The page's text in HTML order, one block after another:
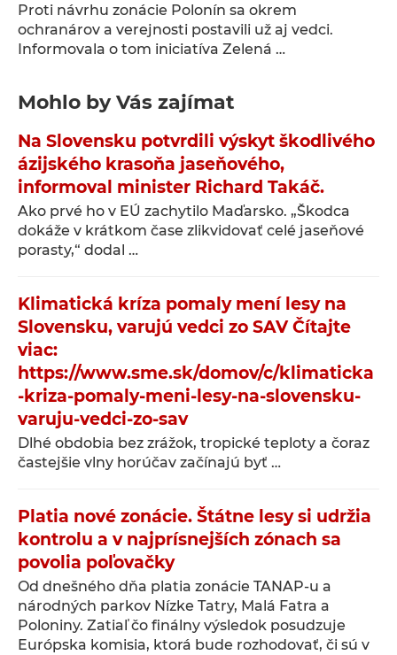
Proti návrhu zonácie Polonín sa okrem
ochranárov a verejnosti postavili už aj vedci.
Informovala o tom iniciatíva Zelená …
Mohlo by Vás zajímat
Na Slovensku potvrdili výskyt škodlivého
ázijského krasoňa jaseňového,
informoval minister Richard Takáč.
Ako prvé ho v EÚ zachytilo Maďarsko. „Škodca
dokáže v krátkom čase zlikvidovať celé jaseňové
porasty,“ dodal …
Klimatická kríza pomaly mení lesy na
Slovensku, varujú vedci zo SAV Čítajte
viac:
https://www.sme.sk/domov/c/klimaticka
-kriza-pomaly-meni-lesy-na-slovensku-
varuju-vedci-zo-sav
Dlhé obdobia bez zrážok, tropické teploty a čoraz
častejšie vlny horúčav začínajú byť …
Platia nové zonácie. Štátne lesy si udržia
kontrolu a v najprísnejších zónach sa
povolia poľovačky
Od dnešného dňa platia zonácie TANAP-u a
národných parkov Nízke Tatry, Malá Fatra a
Poloniny. Zatiaľ čo finálny výsledok posudzuje
Európska komisia, ktorá bude rozhodovať, či sú v